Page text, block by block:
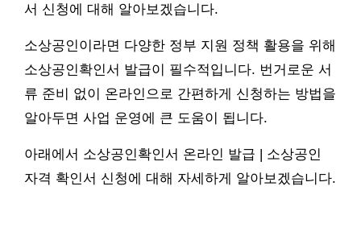
서 신청에 대해 알아보겠습니다.
소상공인이라면 다양한 정부 지원 정책 활용을 위해
소상공인확인서 발급이 필수적입니다. 번거로운 서
류 준비 없이 온라인으로 간편하게 신청하는 방법을
알아두면 사업 운영에 큰 도움이 됩니다.
아래에서 소상공인확인서 온라인 발급 | 소상공인
자격 확인서 신청에 대해 자세하게 알아보겠습니다.